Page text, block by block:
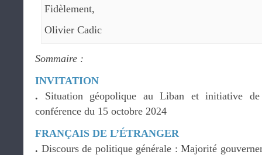
Fidèlement,
Olivier Cadic
Sommaire :
INVITATION
. Situation géopolique au Liban et initiative
conférence du 15 octobre 2024
FRANÇAIS DE L’ÉTRANGER
. Discours de politique générale : Majorité